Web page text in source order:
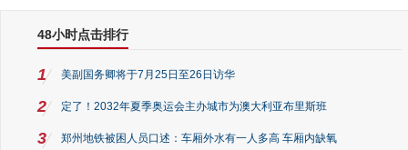
48小时点击排行
1 美副国务卿将于7月25日至26日访华
2 定了！2032年夏季奥运会主办城市为澳大利亚布里斯班
3 郑州地铁被困人员口述：车厢外水有一人多高 车厢内缺氧